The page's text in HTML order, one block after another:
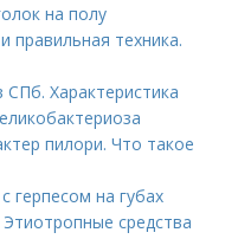
на полу
правильная техника.
СПб. Характеристика
пилори. Что такое
герпесом на губах
средства